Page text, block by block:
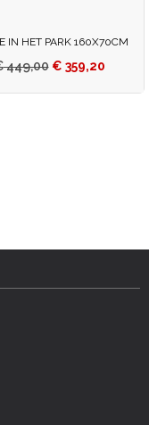
IN HET PARK 160X70CM
449,00 € 359,20